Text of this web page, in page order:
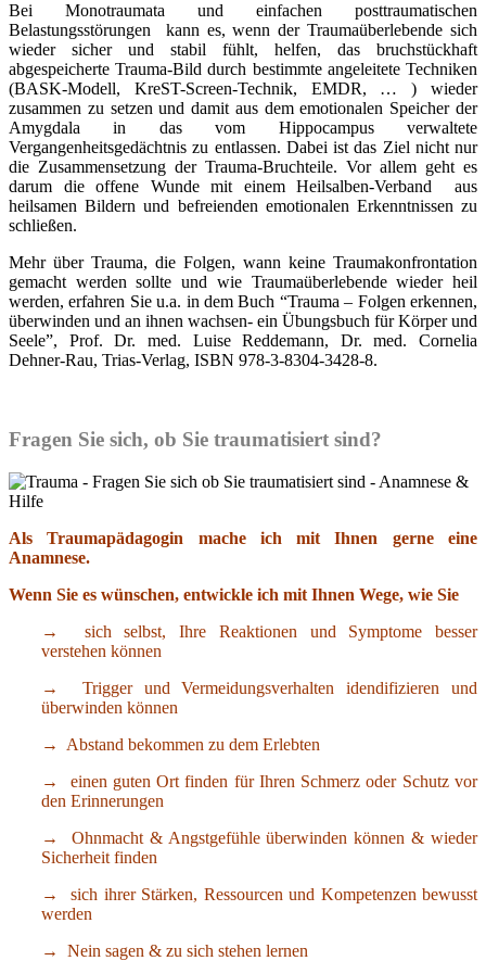
Bei Monotraumata und einfachen posttraumatischen
Belastungsstörungen kann es, wenn der Traumaüberlebende sich
wieder sicher und stabil fühlt, helfen, das bruchstückhaft
abgespeicherte Trauma-Bild durch bestimmte angeleitete Techniken
(BASK-Modell, KreST-Screen-Technik, EMDR, … ) wieder
zusammen zu setzen und damit aus dem emotionalen Speicher der
Amygdala in das vom Hippocampus verwaltete
Vergangenheitsgedächtnis zu entlassen. Dabei ist das Ziel nicht nur
die Zusammensetzung der Trauma-Bruchteile. Vor allem geht es
darum die offene Wunde mit einem Heilsalben-Verband aus
heilsamen Bildern und befreienden emotionalen Erkenntnissen zu
schließen.
Mehr über Trauma, die Folgen, wann keine Traumakonfrontation
gemacht werden sollte und wie Traumaüberlebende wieder heil
werden, erfahren Sie u.a. in dem Buch “Trauma – Folgen erkennen,
überwinden und an ihnen wachsen- ein Übungsbuch für Körper und
Seele”, Prof. Dr. med. Luise Reddemann, Dr. med. Cornelia
Dehner-Rau, Trias-Verlag, ISBN 978-3-8304-3428-8.
Fragen Sie sich, ob Sie traumatisiert sind?
Als Traumapädagogin mache ich mit Ihnen gerne eine
Anamnese.
Wenn Sie es wünschen, entwickle ich mit Ihnen Wege, wie Sie
→ sich selbst, Ihre Reaktionen und Symptome besser
verstehen können
→ Trigger und Vermeidungsverhalten idendifizieren und
überwinden können
→ Abstand bekommen zu dem Erlebten
→ einen guten Ort finden für Ihren Schmerz oder Schutz vor
den Erinnerungen
→ Ohnmacht & Angstgefühle überwinden können & wieder
Sicherheit finden
→ sich ihrer Stärken, Ressourcen und Kompetenzen bewusst
werden
→ Nein sagen & zu sich stehen lernen